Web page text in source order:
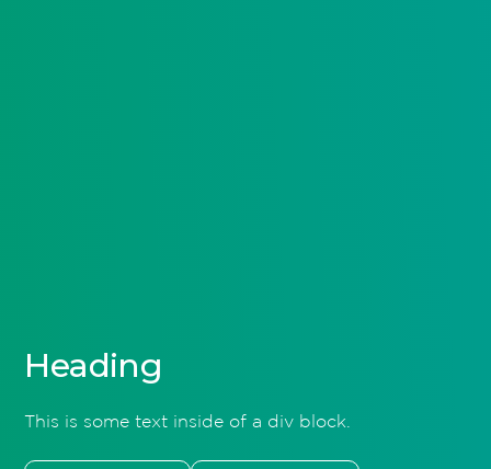
Heading
This is some text inside of a div block.